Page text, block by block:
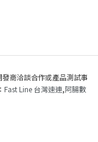
商洽談合作或產品測試事
Fast Line 台灣速連,阿腸數